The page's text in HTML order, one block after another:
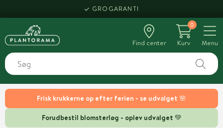
Frisk krukkerne op efter ferien - se udvalget 🌸
Forudbestil blomsterløg - oplev udvalget 💚
GROGARANTI
Find center
0
Kurv
Menu